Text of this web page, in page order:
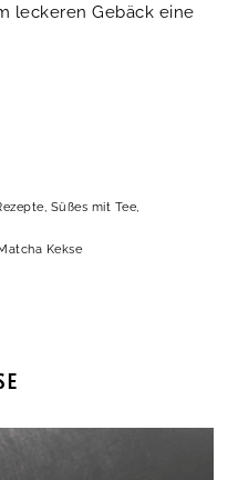
leckeren Gebäck eine
, Süßes mit Tee,
Kekse